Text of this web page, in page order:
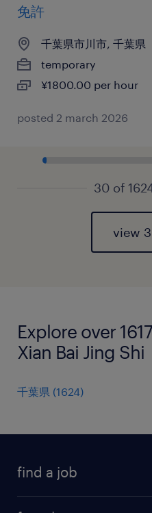
免許
千葉県市川市, 千葉県
temporary
¥1800.00 per hour
posted 2 march 2026
30 of
view
Explore over
Xian Bai Jing Shi
千葉県 (1624)
find a job